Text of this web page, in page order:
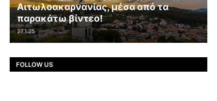
Αιτωλοακαρνανίας, μέσα από τα
παρακάτω βίντεο!
27.1.25
FOLLOW US